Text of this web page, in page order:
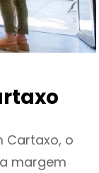
Cartaxo, o
margem